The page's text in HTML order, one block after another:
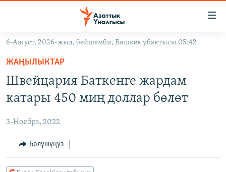
Навигацияга
өтүңүз
Издөөгө
салыңызКЫРГЫЗСТАН
ЭКОНОМИКА
МАДАНИЯТ
БОРБОР АЗИЯ
УКРАИНА
АТАЙЫН ИЛИКТӨӨ
ТВ ПРОГРАММАЛАР
6-Август, 2026-жыл, бейшемби, Бишкек убактысы 05:42
ЖАҢЫЛЫКТАР
Швейцария Баткенге жардам
катары 450 миң доллар бөлөт
3-Ноябрь, 2022
Бөлүшүңүз